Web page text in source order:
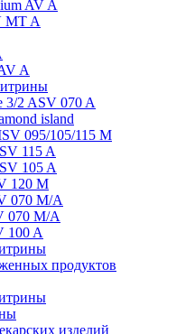
AV A
MT A
A
3/2 ASV 070 A
island
095/105/115 M
115 A
105 A
120 M
070 M/A
070 M/A
100 A
продуктов
изделий